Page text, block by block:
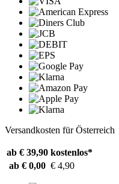
Versandkosten für Österreich
ab € 39,90 kostenlos*
ab € 0,00 € 4,90